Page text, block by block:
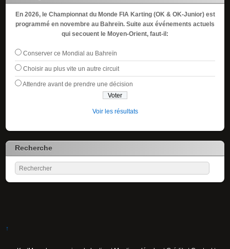
En 2026, le Championnat du Monde FIA Karting (OK & OK-Junior) est
programmé en novembre au Bahreïn. Suite aux événements actuels
qui secouent le Moyen-Orient, faut-il:
Conserver ce Mondial au Bahreïn
Choisir au plus vite un autre circuit
Attendre avant de prendre une décision
Voir les résultats
Recherche
↑